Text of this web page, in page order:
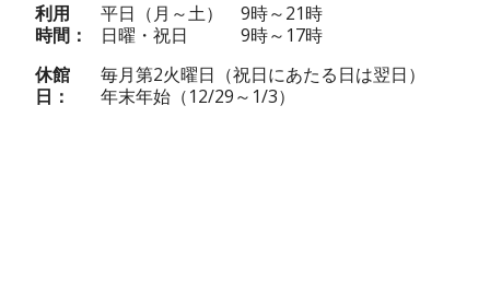
利用
時間
平日（月～土） 9時～21時
日曜・祝日 9時～17時
休館
日
毎月第2火曜日（祝日にあたる日は翌日）
年末年始（12/29～1/3）